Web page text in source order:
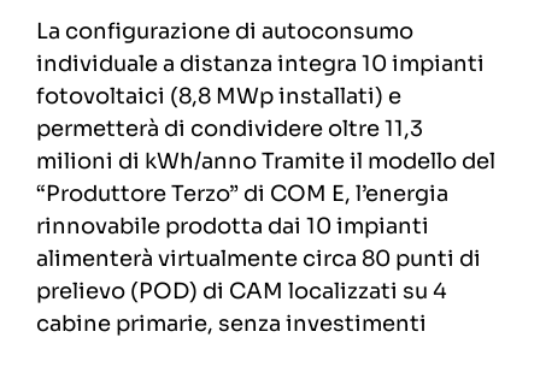
La configurazione di autoconsumo
individuale a distanza integra 10 impianti
fotovoltaici (8,8 MWp installati) e
permetterà di condividere oltre 11,3
milioni di kWh/anno Tramite il modello del
“Produttore Terzo” di COM E, l’energia
rinnovabile prodotta dai 10 impianti
alimenterà virtualmente circa 80 punti di
prelievo (POD) di CAM localizzati su 4
cabine primarie, senza investimenti